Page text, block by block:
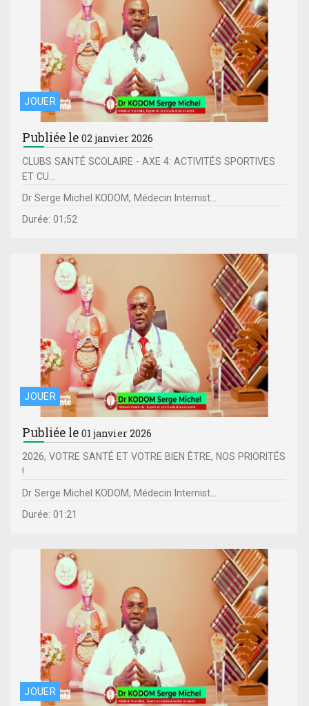
JOUER
Publiée le02 janvier 2026
CLUBS SANTÉ SCOLAIRE - AXE 4: ACTIVITÉS SPORTIVES
ET CU...
Dr Serge Michel KODOM, Médecin Internist...
Durée: 01;52
JOUER
Publiée le01 janvier 2026
2026, VOTRE SANTÉ ET VOTRE BIEN ÊTRE, NOS PRIORITÉS
!
Dr Serge Michel KODOM, Médecin Internist...
Durée: 01:21
JOUER